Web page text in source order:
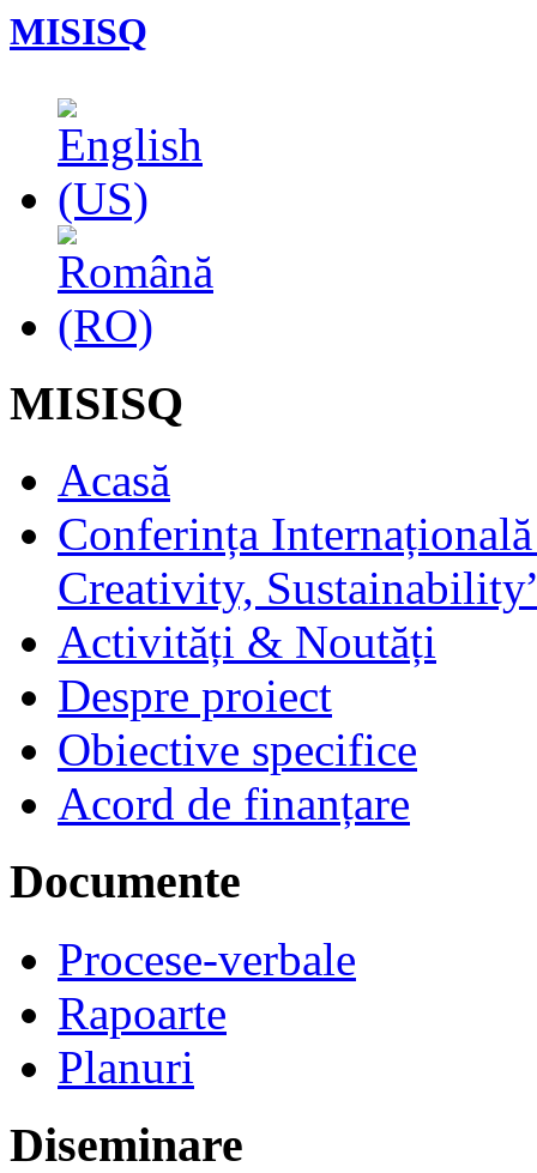
MISISQ
MISISQ
Acasă
Conferința
Creativity,
Activități & Noutăți
Despre proiect
Obiective specifice
Acord de finanțare
Documente
Procese-verbale
Rapoarte
Planuri
Diseminare